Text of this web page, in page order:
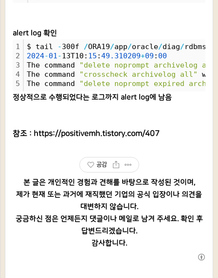
alert log 확인
1
2
3
4
5
$ tail -300f /ORA19/app/oracle/diag/rdbms
2024-01-13T10: 15 :49. 310209+09 : 00
The command
"delete noprompt archivelog
The command
"crosscheck archivelog all"
The command
"delete noprompt expired
정상적으로 수행되었다는 로그까지 alert log에 남음
참조 : https://positivemh.tistory.com/407
공감
본 글은 개인적인 경험과 견해를 바탕으로 작성된 것이며,
제가 현재 또는 과거에 재직했던 기업의 공식 입장이나 의견을
대변하지 않습니다.
궁금하신 점은 언제든지 댓글이나 메일로 남겨 주세요. 확인 후
답변드리겠습니다.
감사합니다.